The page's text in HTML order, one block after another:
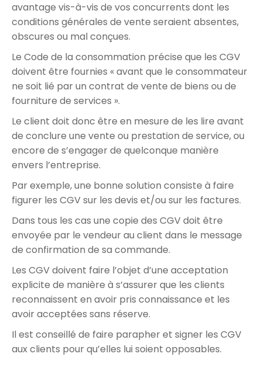
avantage vis-à-vis de vos concurrents dont les
conditions générales de vente seraient absentes,
obscures ou mal conçues.
Le Code de la consommation précise que les CGV
doivent être fournies « avant que le consommateur
ne soit lié par un contrat de vente de biens ou de
fourniture de services ».
Le client doit donc être en mesure de les lire avant
de conclure une vente ou prestation de service, ou
encore de s’engager de quelconque manière
envers l’entreprise.
Par exemple, une bonne solution consiste à faire
figurer les CGV sur les devis et/ou sur les factures.
Dans tous les cas une copie des CGV doit être
envoyée par le vendeur au client dans le message
de confirmation de sa commande.
Les CGV doivent faire l’objet d’une acceptation
explicite de manière à s’assurer que les clients
reconnaissent en avoir pris connaissance et les
avoir acceptées sans réserve.
Il est conseillé de faire parapher et signer les CGV
aux clients pour qu’elles lui soient opposables.